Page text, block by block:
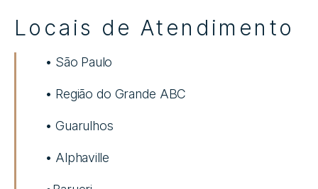
Locais de Atendimento
• São Paulo
• Região do Grande ABC
• Guarulhos
• Alphaville